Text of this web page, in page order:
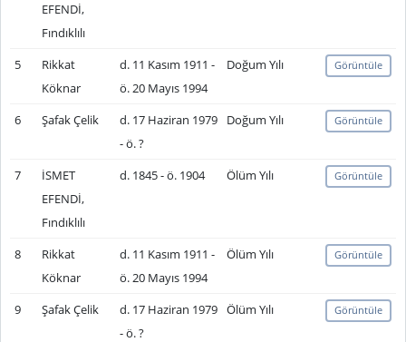
EFENDİ,
Fındıklılı
5
Rikkat
Köknar
d. 11 Kasım 1911 -
ö. 20 Mayıs 1994
Doğum Yılı Görüntüle
6 Şafak Çelik
d. 17 Haziran 1979
- ö. ?
Doğum Yılı Görüntüle
7
İSMET
EFENDİ,
Fındıklılı
d. 1845 - ö. 1904 Ölüm Yılı Görüntüle
8
Rikkat
Köknar
d. 11 Kasım 1911 -
ö. 20 Mayıs 1994
Ölüm Yılı Görüntüle
9 Şafak Çelik
d. 17 Haziran 1979
- ö. ?
Ölüm Yılı Görüntüle